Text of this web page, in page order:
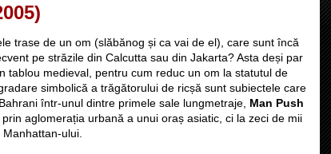
trase de un om (slăbănog și ca vai de el), care sunt încă
pe străzile din Calcutta sau din Jakarta? Asta deși par
tablou medieval, pentru cum reduc un om la statutul de
simbolică a trăgătorului de ricșă sunt subiectele care
într-unul dintre primele sale lungmetraje, Man Push
prin aglomerația urbană a unui oraș asiatic, ci la zeci de mii
ului.